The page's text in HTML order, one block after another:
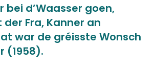
bei d’Waasser goen,
Fra, Kanner an
war de gréisste Wonsch
(1958).